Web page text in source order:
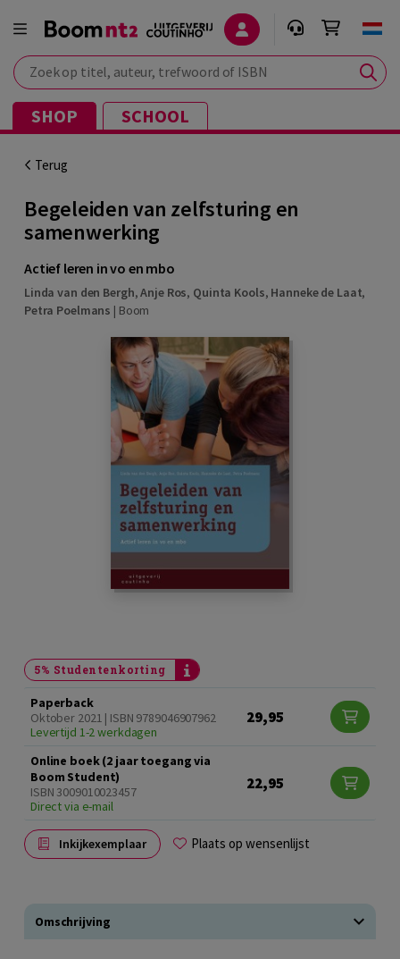
Zoek op titel, auteur, trefwoord of ISBN
SHOP SCHOOL
Terug
Begeleiden van zelfsturing en
samenwerking
Actief leren in vo en mbo
Linda van den Bergh,Anje Ros, Quinta Kools, Hanneke de Laat,
Petra Poelmans | Boom
5% Studentenkorting
Paperback
Oktober 2021 | ISBN 9789046907962
Levertijd 1-2 werkdagen
29,95
Online boek (2 jaar toegang via
Boom Student)
ISBN 3009010023457
Direct via e-mail
22,95
Inkijkexemplaar Plaats op wensenlijst
Omschrijving